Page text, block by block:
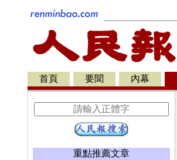
首頁 要聞 內幕
重點推薦文章